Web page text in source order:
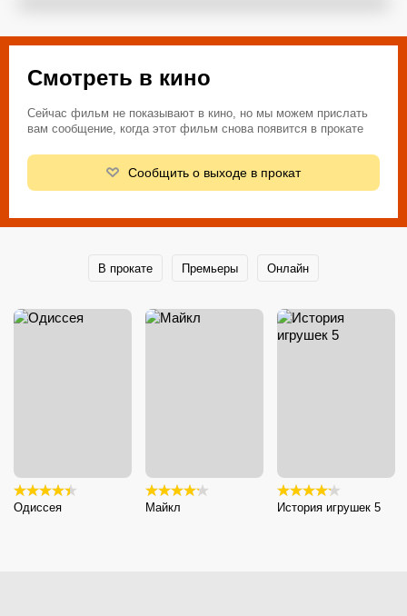
Смотреть в кино
Сейчас фильм не показывают в кино, но мы можем прислать
вам сообщение, когда этот фильм снова появится в прокате
Сообщить о выходе в прокат
В прокате Премьеры Онлайн
Одиссея Майкл История игрушек 5